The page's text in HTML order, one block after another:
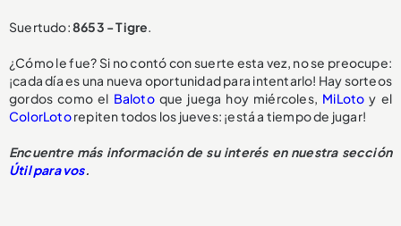
Suertudo:8653 - Tigre.
¿Cómo le fue? Si no contó con suerte esta vez, no se preocupe:
¡cada día es una nueva oportunidad para intentarlo! Hay sorteos
gordos como el Balotoque juega hoy miércoles, MiLoto y el
ColorLotorepiten todos los jueves: ¡está a tiempo de jugar!
Encuentre más información de su interés en nuestra sección
Útil para vos.